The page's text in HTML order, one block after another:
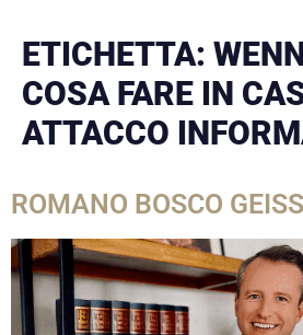
ETICHETTA:
COSA FARE IN
ATTACCO
ROMANO BOSCO